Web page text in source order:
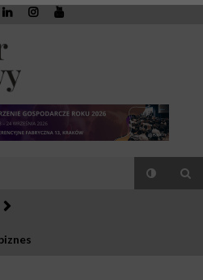
Monitor
Rynkowy